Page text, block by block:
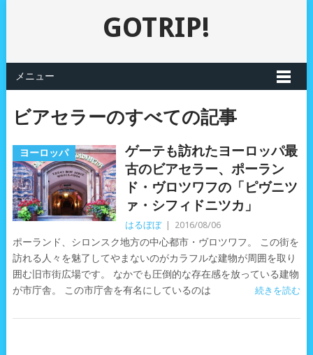
GOTRIP!
メニュー
ビアセラーのすべての記事
ヨーロッパ
ゲーテも訪れたヨーロッパ最
古のビアセラー、ポーラン
ド・ヴロツワフの「ピヴニツ
ァ・シフィドニツカ」
はるぼぼ 2016/08/06
ポーランド、シロンスク地方の中心都市・ヴロツワフ。 この街を
訪れる人々を魅了してやまないのがカラフルな建物が周囲を取り
囲む旧市街広場です。 なかでも圧倒的な存在感を放っている建物
が市庁舎。 この市庁舎を有名にしているのは
続きを読む